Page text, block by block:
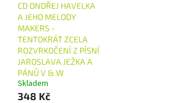
CD ONDŘEJ HAVELKA
A JEHO MELODY
MAKERS -
TENTOKRÁT ZCELA
ROZVRKOČENÍ Z PÍSNÍ
JAROSLAVA JEŽKA A
PÁNŮ V & W
Skladem
348 Kč